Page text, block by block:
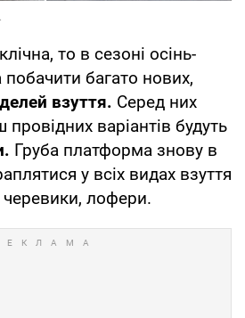
то в сезоні осінь-
багато нових,
взуття. Серед них
варіантів будуть
Груба платформа знову в
у всіх видах взуття
черевики, лофери.